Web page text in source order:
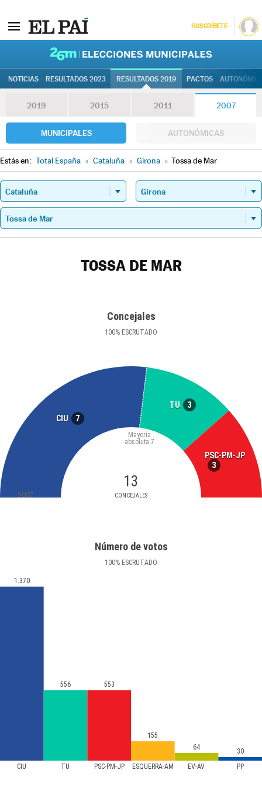
SUSCRÍBETE
NOTICIAS RESULTADOS 2023 RESULTADOS 2019 PACTOS
2019 2015 2011 2007
MUNICIPALES AUTONÓMICAS
Estás en: Total España » Cataluña » Girona » Tossa de Mar
TOSSA DE MAR
Concejales
100% ESCRUTADO
CIU 7
TU 3
PSC-PM-JP
3
13
CONCEJALES
Mayoría
absoluta 7
2007
Número de votos
100% ESCRUTADO
CIU TU PSC-PM-JP ESQUERRA-AM EV-AV PP
1.370
556 553
155
64
30